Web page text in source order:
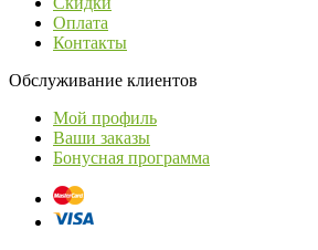
Оплата
Контакты
Обслуживание клиентов
Мой профиль
Ваши заказы
Бонусная программа